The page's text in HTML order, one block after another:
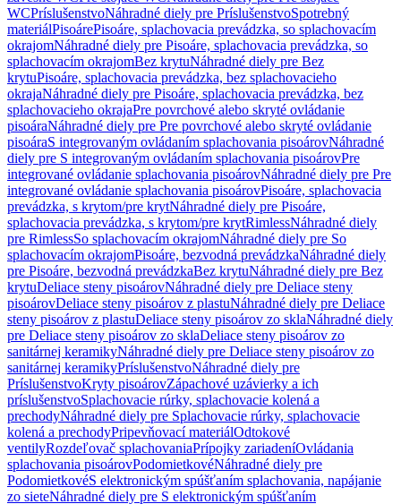
WCPríslušenstvoNáhradné diely pre PríslušenstvoSpotrebný
materiálPisoárePisoáre, splachovacia prevádzka, so splachovacím
okrajomNáhradné diely pre Pisoáre, splachovacia prevádzka, so
splachovacím okrajomBez krytuNáhradné diely pre Bez
krytuPisoáre, splachovacia prevádzka, bez splachovacieho
okrajaNáhradné diely pre Pisoáre, splachovacia prevádzka, bez
splachovacieho okrajaPre povrchové alebo skryté ovládanie
pisoáraNáhradné diely pre Pre povrchové alebo skryté ovládanie
pisoáraS integrovaným ovládaním splachovania pisoárovNáhradné
diely pre S integrovaným ovládaním splachovania pisoárovPre
integrované ovládanie splachovania pisoárovNáhradné diely pre Pre
integrované ovládanie splachovania pisoárovPisoáre, splachovacia
prevádzka, s krytom/pre krytNáhradné diely pre Pisoáre,
splachovacia prevádzka, s krytom/pre krytRimlessNáhradné diely
pre RimlessSo splachovacím okrajomNáhradné diely pre So
splachovacím okrajomPisoáre, bezvodná prevádzkaNáhradné diely
pre Pisoáre, bezvodná prevádzkaBez krytuNáhradné diely pre Bez
krytuDeliace steny pisoárovNáhradné diely pre Deliace steny
pisoárovDeliace steny pisoárov z plastuNáhradné diely pre Deliace
steny pisoárov z plastuDeliace steny pisoárov zo sklaNáhradné diely
pre Deliace steny pisoárov zo sklaDeliace steny pisoárov zo
sanitárnej keramikyNáhradné diely pre Deliace steny pisoárov zo
sanitárnej keramikyPríslušenstvoNáhradné diely pre
PríslušenstvoKryty pisoárovZápachové uzávierky a ich
príslušenstvoSplachovacie rúrky, splachovacie kolená a
prechodyNáhradné diely pre Splachovacie rúrky, splachovacie
kolená a prechodyPripevňovací materiálOdtokové
ventilyRozdeľovač splachovaniaPrípojky zariadeníOvládania
splachovania pisoárovPodomietkovéNáhradné diely pre
PodomietkovéS elektronickým spúšťaním splachovania, napájanie
zo sieteNáhradné diely pre S elektronickým spúšťaním